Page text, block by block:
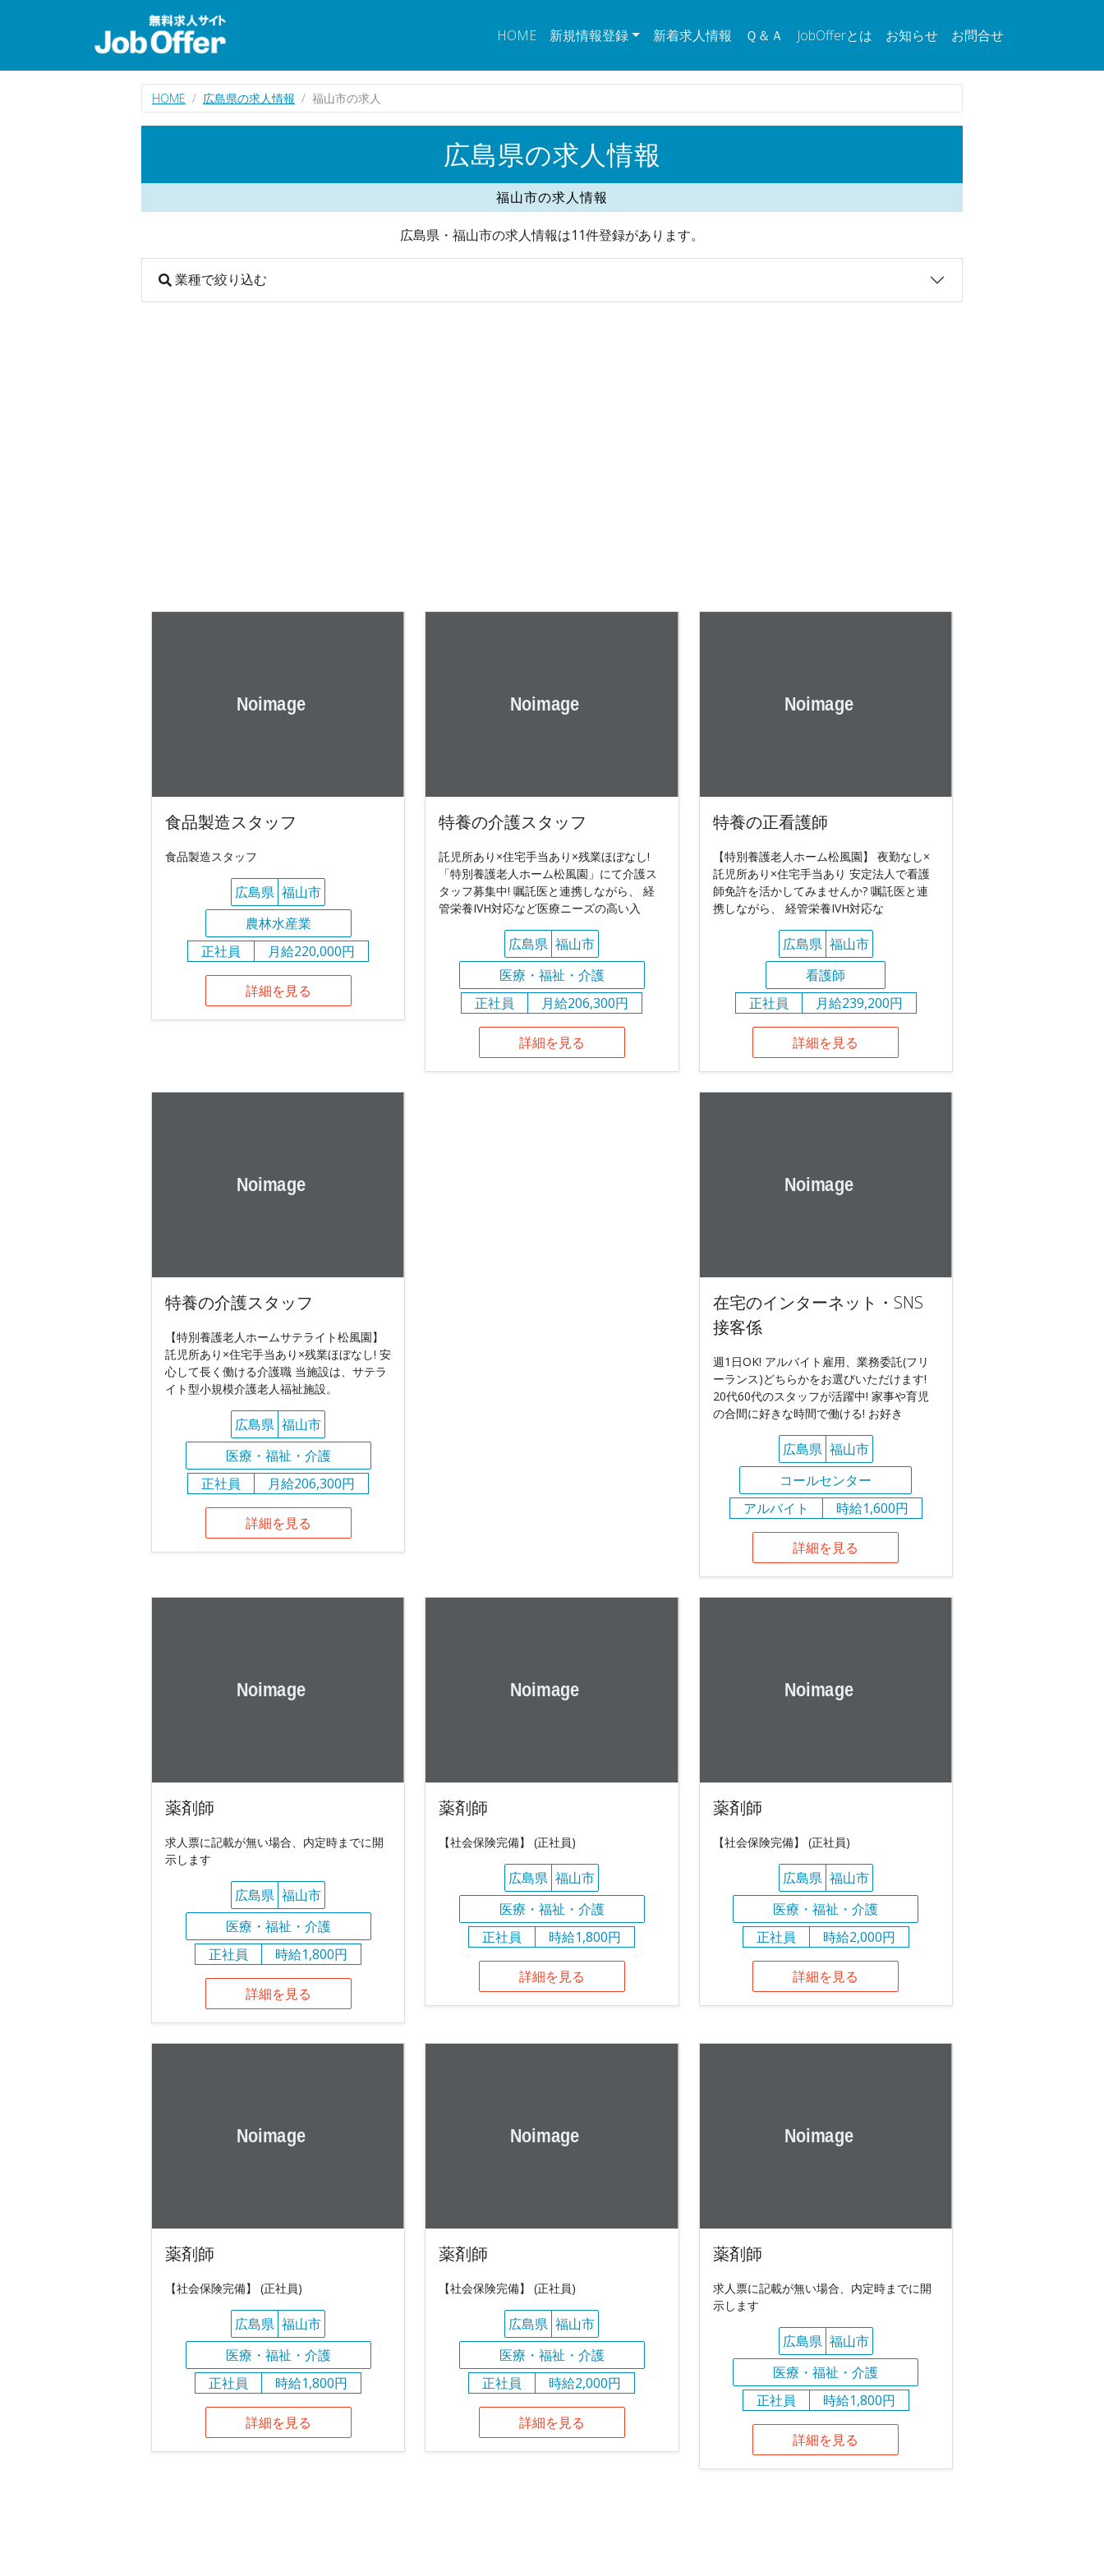
HOME 新規情報登録 新着求人情報 Ｑ＆Ａ JobOfferとは お知らせ お問合せ
HOME 広島県の求人情報 福山市の求人
広島県の求人情報
福山市の求人情報
広島県・福山市の求人情報は11件登録があります。
業種で絞り込む
食品製造スタッフ
食品製造スタッフ
広島県 福山市
農林水産業
正社員
月給220,000円
詳細を見る
特養の介護スタッフ
託児所あり×住宅手当あり×残業ほぼなし!
「特別養護老人ホーム松風園」にて介護ス
タッフ募集中! 嘱託医と連携しながら、 経
管栄養IVH対応など医療ニーズの高い入
広島県 福山市
医療・福祉・介護
正社員
月給206,300円
詳細を見る
特養の正看護師
【特別養護老人ホーム松風園】 夜勤なし×
託児所あり×住宅手当あり 安定法人で看護
師免許を活かしてみませんか? 嘱託医と連
携しながら、 経管栄養IVH対応な
広島県 福山市
看護師
正社員
月給239,200円
詳細を見る
特養の介護スタッフ
【特別養護老人ホームサテライト松風園】
託児所あり×住宅手当あり×残業ほぼなし! 安
心して長く働ける介護職 当施設は、サテラ
イト型小規模介護老人福祉施設。
広島県 福山市
医療・福祉・介護
正社員
月給206,300円
詳細を見る
在宅のインターネット・SNS
接客係
週1日OK! アルバイト雇用、業務委託(フリ
ーランス)どちらかをお選びいただけます!
20代60代のスタッフが活躍中! 家事や育児
の合間に好きな時間で働ける! お好き
広島県 福山市
コールセンター
アルバイト
時給1,600円
詳細を見る
薬剤師
求人票に記載が無い場合、内定時までに開
示します
広島県 福山市
医療・福祉・介護
正社員
時給1,800円
詳細を見る
薬剤師
【社会保険完備】 (正社員)
広島県 福山市
医療・福祉・介護
正社員
時給1,800円
詳細を見る
薬剤師
【社会保険完備】 (正社員)
広島県 福山市
医療・福祉・介護
正社員
時給2,000円
詳細を見る
薬剤師
【社会保険完備】 (正社員)
広島県 福山市
医療・福祉・介護
正社員
時給1,800円
詳細を見る
薬剤師
【社会保険完備】 (正社員)
広島県 福山市
医療・福祉・介護
正社員
時給2,000円
詳細を見る
薬剤師
求人票に記載が無い場合、内定時までに開
示します
広島県 福山市
医療・福祉・介護
正社員
時給1,800円
詳細を見る